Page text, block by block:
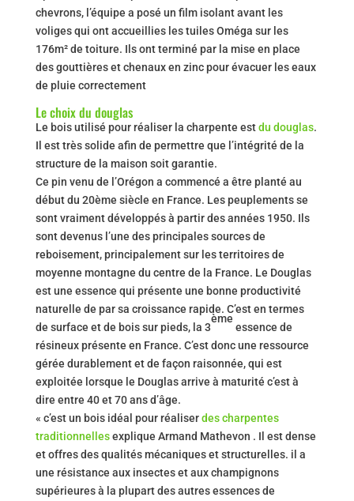
chevrons, l’équipe a posé un film isolant avant les
voliges qui ont accueillies les tuiles Oméga sur les
176m² de toiture. Ils ont terminé par la mise en place
des gouttières et chenaux en zinc pour évacuer les eaux
de pluie correctement
Le choix du douglas
Le bois utilisé pour réaliser la charpente estdu douglas.
Il est très solide afin de permettre que l’intégrité de la
structure de la maison soit garantie.
Ce pin venu de l’Orégon a commencé a être planté au
début du 20ème siècle en France. Les peuplements se
sont vraiment développés à partir des années 1950. Ils
sont devenus l’une des principales sources de
reboisement, principalement sur les territoires de
moyenne montagne du centre de la France. Le Douglas
est une essence qui présente une bonne productivité
naturelle de par sa croissance rapide. C’est en termes
de surface et de bois sur pieds, la 3
ème
essence de
résineux présente en France. C’est donc une ressource
gérée durablement et de façon raisonnée, qui est
exploitée lorsque le Douglas arrive à maturité c’est à
dire entre 40 et 70 ans d’âge.
« c’est un bois idéal pour réaliserdes charpentes
traditionnellesexplique Armand Mathevon . Il est dense
et offres des qualités mécaniques et structurelles. il a
une résistance aux insectes et aux champignons
supérieures à la plupart des autres essences de